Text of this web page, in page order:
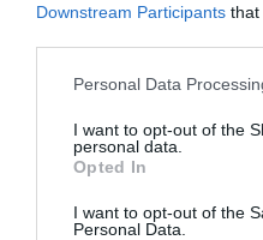
Downstream Participants that
Please note that this
not limited to your visit or
grant or deny consent to
use your data for below
consent section.
Personal Data
I want to opt-out of the
personal data.
Opted In
I want to opt-out of the
Personal Data.
ARTIFICIAL INTELLIGENCE (AI)
Χόλιγουντ:
τους
Νοημοσύνη
18.07.2023